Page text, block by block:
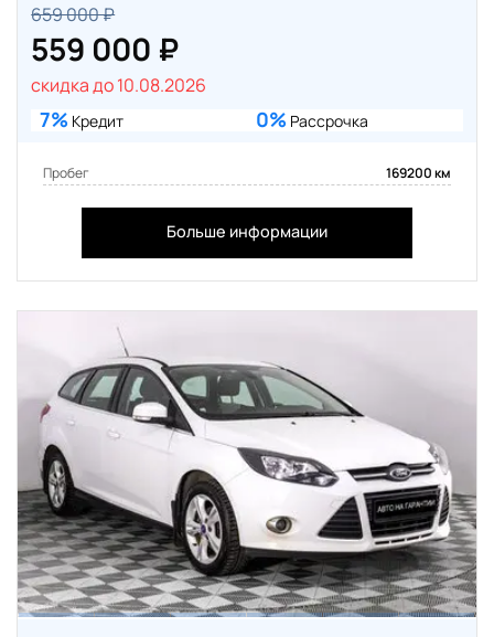
659 000 ₽
559 000 ₽
скидка до 10.08.2026
7% Кредит 0% Рассрочка
Пробег 169200 км
Больше информации